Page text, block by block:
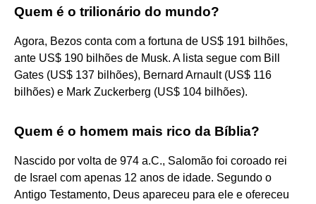
Quem é o trilionário do mundo?
Agora, Bezos conta com a fortuna de US$ 191 bilhões,
ante US$ 190 bilhões de Musk. A lista segue com Bill
Gates (US$ 137 bilhões), Bernard Arnault (US$ 116
bilhões) e Mark Zuckerberg (US$ 104 bilhões).
Quem é o homem mais rico da Bíblia?
Nascido por volta de 974 a.C., Salomão foi coroado rei
de Israel com apenas 12 anos de idade. Segundo o
Antigo Testamento, Deus apareceu para ele e ofereceu